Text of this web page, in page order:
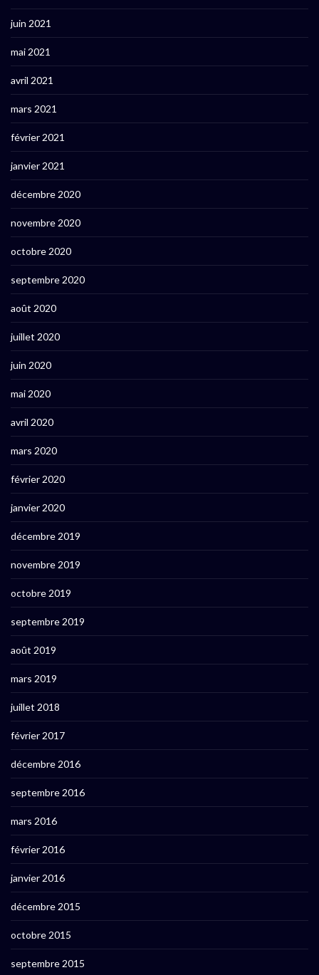
juin 2021
mai 2021
avril 2021
mars 2021
février 2021
janvier 2021
décembre 2020
novembre 2020
octobre 2020
septembre 2020
août 2020
juillet 2020
juin 2020
mai 2020
avril 2020
mars 2020
février 2020
janvier 2020
décembre 2019
novembre 2019
octobre 2019
septembre 2019
août 2019
mars 2019
juillet 2018
février 2017
décembre 2016
septembre 2016
mars 2016
février 2016
janvier 2016
décembre 2015
octobre 2015
septembre 2015